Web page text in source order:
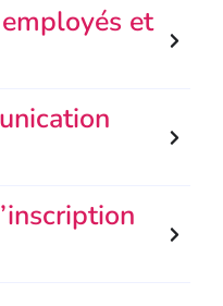
et